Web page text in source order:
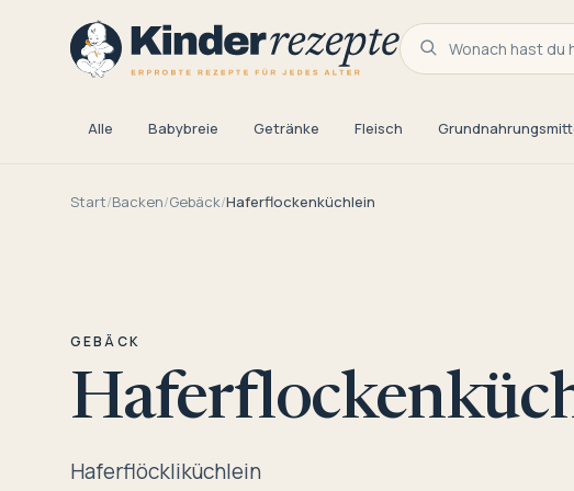
Wonach hast du
Alle Babybreie Getränke Fleisch
Start/Backen/Gebäck/Haferflockenküchlein
GEBÄCK
Haferflöckliküchlein